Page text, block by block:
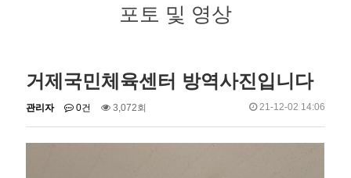
포토 및 영상
거제국민체육센터 방역사진입니다
작
관리자
댓 0건
조 3,072회
작21-12-02 14:06